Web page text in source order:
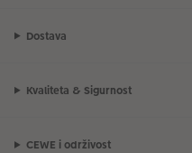
Dostava
Kvaliteta & Sigurnost
CEWE i održivost